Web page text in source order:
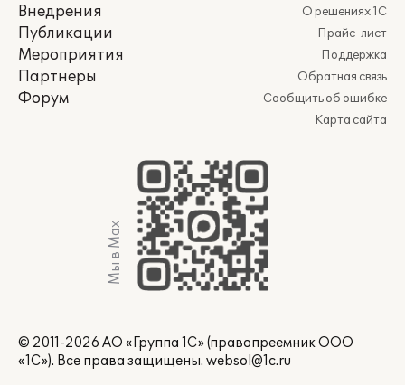
Внедрения
Публикации
Мероприятия
Партнеры
Форум
О решениях 1С
Прайс-лист
Поддержка
Обратная связь
Сообщить об ошибке
Карта сайта
Мы в Max
© 2011-2026 АО «Группа 1С» (правопреемник ООО
«1С»). Все права защищены. websol@1c.ru